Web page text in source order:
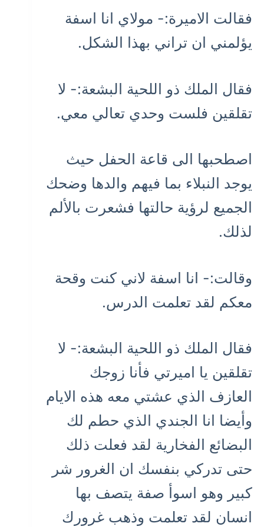
فقالت الاميرة:- مولاي انا اسفة
يؤلمني ان تراني بهذا الشكل.
فقال الملك ذو اللحية البشعة:- لا
تقلقين فلست وحدي تعالي معي.
اصطحبها الى قاعة الحفل حيث
يوجد النبلاء بما فيهم والدها وضحك
الجميع لرؤية حالتها فشعرت بالألم
لذلك.
وقالت:- انا اسفة لاني كنت وقحة
معكم لقد تعلمت الدرس.
فقال الملك ذو اللحية البشعة:- لا
تقلقين يا اميرتي فأنا زوجك
العازف الذي عشتي معه هذه الايام
وأيضا انا الجندي الذي حطم لك
البضائع الفخارية لقد فعلت ذلك
حتى تدركي بنفسك ان الغرور شر
كبير وهو اسوأ صفة يتصف بها
انسان لقد تعلمت وذهب غرورك